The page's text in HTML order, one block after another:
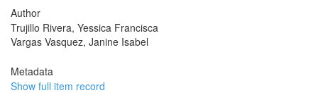
Author
Trujillo Rivera, Yessica Francisca
Vargas Vasquez, Janine Isabel
Metadata
Show full item record